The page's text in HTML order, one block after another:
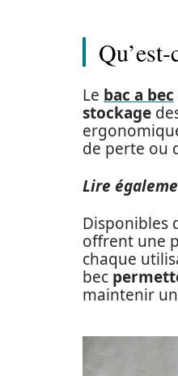
Le bac a bec
stockage
de perte ou
Lire
Disponibles
offrent une
chaque
bec
maintenir